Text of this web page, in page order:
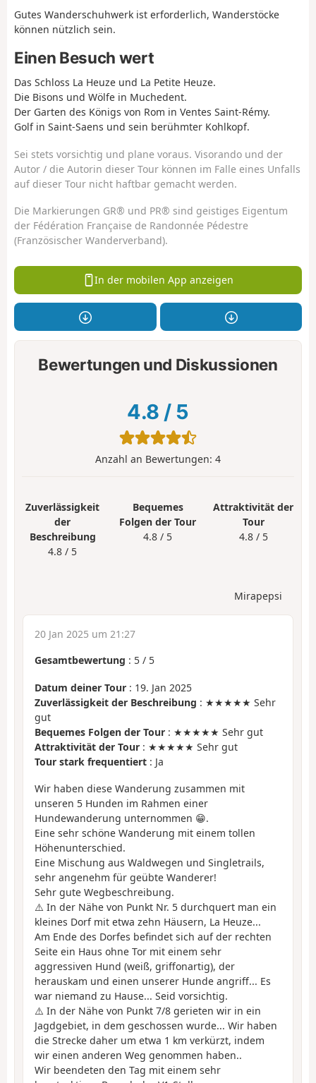
Gutes Wanderschuhwerk ist erforderlich, Wanderstöcke
können nützlich sein.
Einen Besuch wert
Das Schloss La Heuze und La Petite Heuze.
Die Bisons und Wölfe in Muchedent.
Der Garten des Königs von Rom in Ventes Saint-Rémy.
Golf in Saint-Saens und sein berühmter Kohlkopf.
Sei stets vorsichtig und plane voraus. Visorando und der
Autor / die Autorin dieser Tour können im Falle eines Unfalls
auf dieser Tour nicht haftbar gemacht werden.
Die Markierungen GR® und PR® sind geistiges Eigentum
der Fédération Française de Randonnée Pédestre
(Französischer Wanderverband).
In der mobilen App anzeigen
Bewertungen und Diskussionen
4.8 / 5
Anzahl an Bewertungen: 4
Zuverlässigkeit
der
Beschreibung
4.8 / 5
Bequemes
Folgen der Tour
4.8 / 5
Attraktivität der
Tour
4.8 / 5
Mirapepsi
20 Jan 2025 um 21:27
Gesamtbewertung : 5 / 5
Datum deiner Tour : 19. Jan 2025
Zuverlässigkeit der Beschreibung : ★★★★★ Sehr
gut
Bequemes Folgen der Tour : ★★★★★ Sehr gut
Attraktivität der Tour : ★★★★★ Sehr gut
Tour stark frequentiert : Ja
Wir haben diese Wanderung zusammen mit
unseren 5 Hunden im Rahmen einer
Hundewanderung unternommen 😁.
Eine sehr schöne Wanderung mit einem tollen
Höhenunterschied.
Eine Mischung aus Waldwegen und Singletrails,
sehr angenehm für geübte Wanderer!
Sehr gute Wegbeschreibung.
⚠️ In der Nähe von Punkt Nr. 5 durchquert man ein
kleines Dorf mit etwa zehn Häusern, La Heuze...
Am Ende des Dorfes befindet sich auf der rechten
Seite ein Haus ohne Tor mit einem sehr
aggressiven Hund (weiß, griffonartig), der
herauskam und einen unserer Hunde angriff... Es
war niemand zu Hause... Seid vorsichtig.
⚠️ In der Nähe von Punkt 7/8 gerieten wir in ein
Jagdgebiet, in dem geschossen wurde... Wir haben
die Strecke daher um etwa 1 km verkürzt, indem
wir einen anderen Weg genommen haben..
Wir beendeten den Tag mit einem sehr